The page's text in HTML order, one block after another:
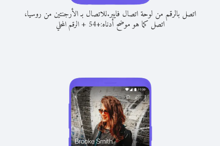
اتصل بالرقم من لوحة اتصال فايبر.للاتصال بـ الأرجنتين من روسيا،
اتصل كما هو موضح أدناه:+
54
+الرقم المحلي